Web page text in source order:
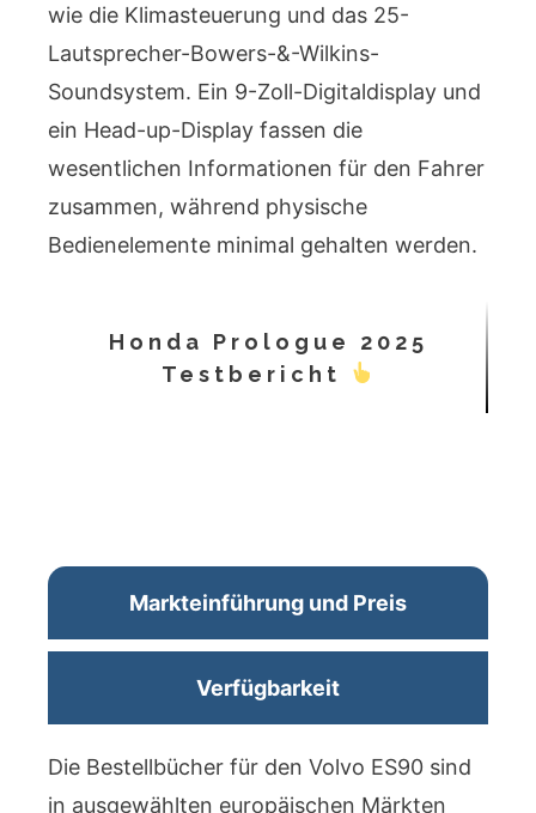
wie die Klimasteuerung und das 25-
Lautsprecher-Bowers-&-Wilkins-
Soundsystem. Ein 9-Zoll-Digitaldisplay und
ein Head-up-Display fassen die
wesentlichen Informationen für den Fahrer
zusammen, während physische
Bedienelemente minimal gehalten werden.
Honda Prologue 2025
Testbericht
Markteinführung und Preis
Verfügbarkeit
Die Bestellbücher für den Volvo ES90 sind
in ausgewählten europäischen Märkten